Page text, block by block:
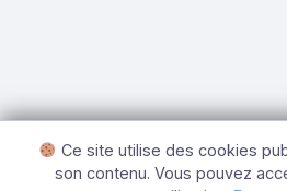
Ce site utilise des cookies
son contenu. Vous pouvez